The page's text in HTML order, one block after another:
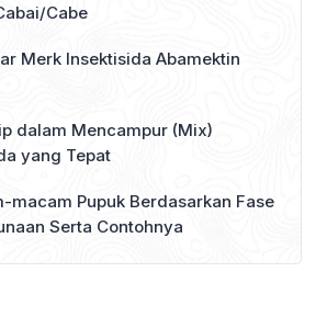
Cabe
Merk Insektisida Abamektin
dalam Mencampur (Mix)
yang Tepat
macam Pupuk Berdasarkan Fase
Serta Contohnya